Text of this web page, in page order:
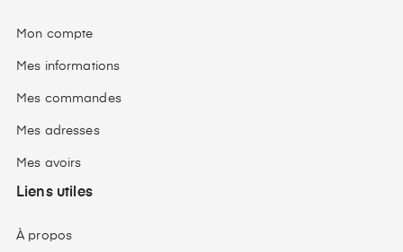
Mon compte
Mes informations
Mes commandes
Mes adresses
Mes avoirs
Liens utiles
À propos